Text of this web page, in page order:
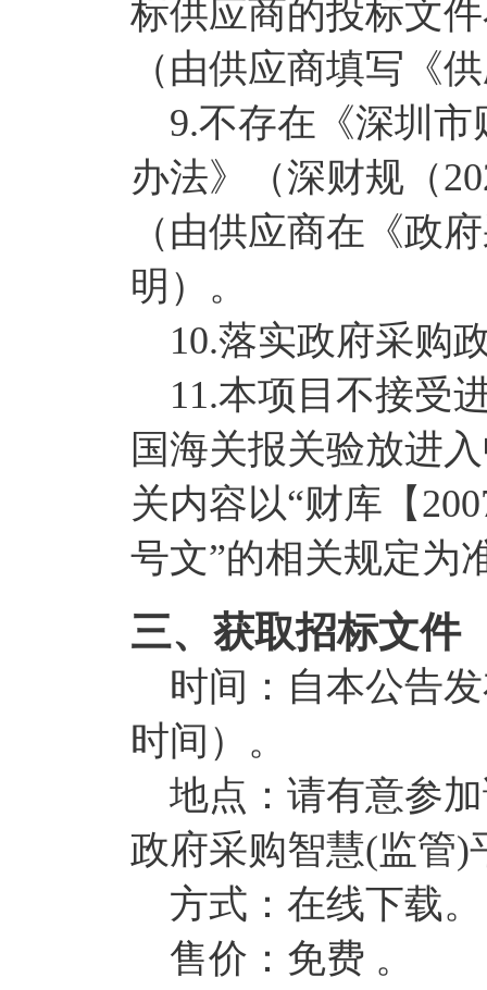
标供应商的投标文
（由供应商填写《
9.不存在《深圳市
办法》（深财规（
（由供应商在《政
明）。
10.落实政府采购
11.本项目不接受
国海关报关验放进
关内容以“财库【
号文”的相关规定为
三、获取招标文件
时间：自本公告发
时间）。
地点：请有意参加
政府采购智慧(监管)
方式：在线下载。
售价：免费 。